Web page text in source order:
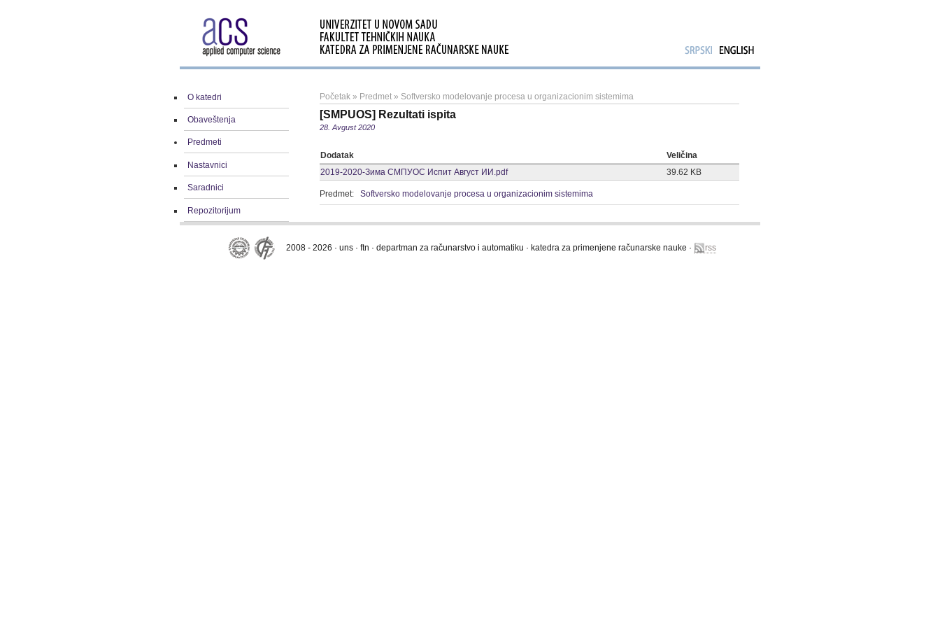
O katedri
Obaveštenja
Predmeti
Nastavnici
Saradnici
Repozitorijum
Početak » Predmet » Softversko modelovanje procesa u organizacionim sistemima
[SMPUOS] Rezultati ispita
28. Avgust 2020
Dodatak
Veličina
2019-2020-Зима СМПУОС Испит Август ИИ.pdf
39.62 KB
Predmet: Softversko modelovanje procesa u organizacionim sistemima
2008 - 2026 · uns · ftn · departman za računarstvo i automatiku · katedra za primenjene računarske nauke · rss